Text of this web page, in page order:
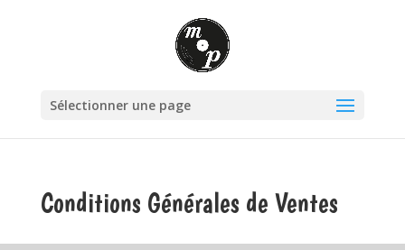
Sélectionner une page
Conditions Générales de Ventes